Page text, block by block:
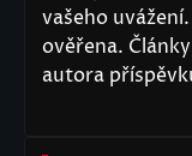
vašeho
ověřena.
autora